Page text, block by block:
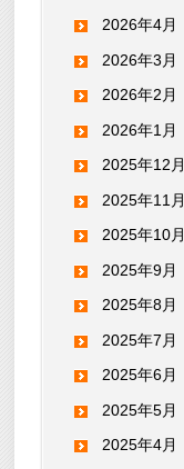
2026年4月
2026年3月
2026年2月
2026年1月
2025年12月
2025年11月
2025年10月
2025年9月
2025年8月
2025年7月
2025年6月
2025年5月
2025年4月